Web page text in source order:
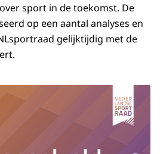
sport in de toekomst. De
op een aantal analyses en
gelijktijdig met de
van de sport